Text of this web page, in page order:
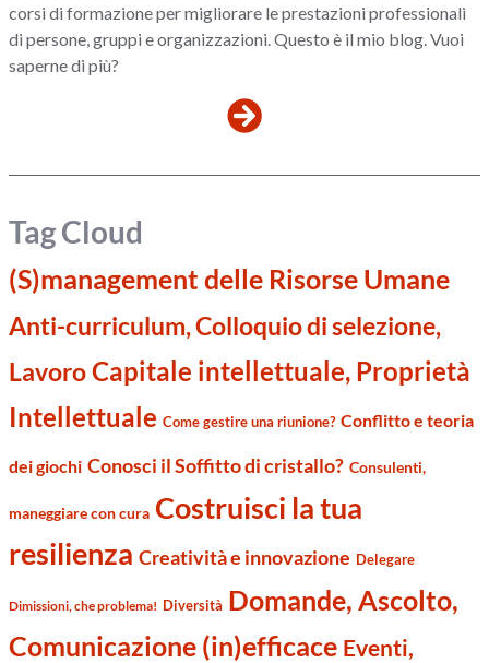
corsi di formazione per migliorare le prestazioni professionali
di persone, gruppi e organizzazioni. Questo è il mio blog. Vuoi
saperne di più?
Tag Cloud
(S)management delle Risorse Umane
Anti-curriculum, Colloquio di selezione,
LavoroCapitale intellettuale, Proprietà
Intellettuale Come gestire una riunione? Conflitto e teoria
dei giochi Conosci il Soffitto di cristallo? Consulenti,
maneggiare con cura Costruisci la tua
resilienza Creatività e innovazione Delegare
Dimissioni, che problema! Diversità Domande, Ascolto,
Comunicazione (in)efficace Eventi,